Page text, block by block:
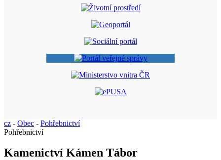
cz - Obec - Pohřebnictví
Pohřebnictví
Kamenictví Kámen Tábor